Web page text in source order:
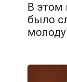
В этом
было